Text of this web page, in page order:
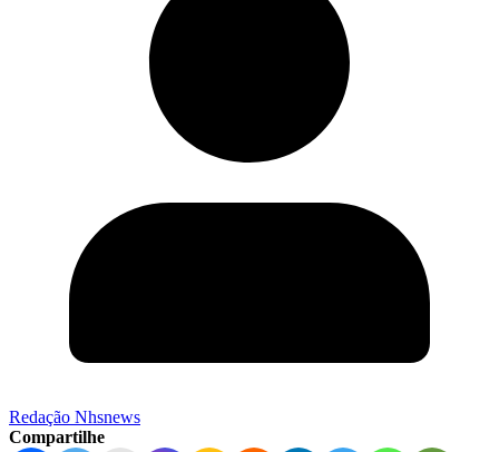
Redação Nhsnews
Compartilhe